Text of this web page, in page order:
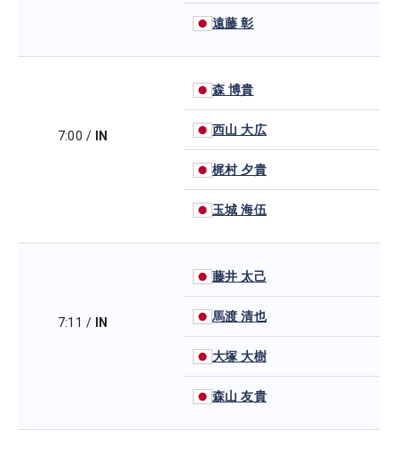
遠藤 彰
7:00 / IN
森 博貴
西山 大広
梶村 夕貴
玉城 海伍
7:11 / IN
藤井 太己
馬渡 清也
大塚 大樹
森山 友貴